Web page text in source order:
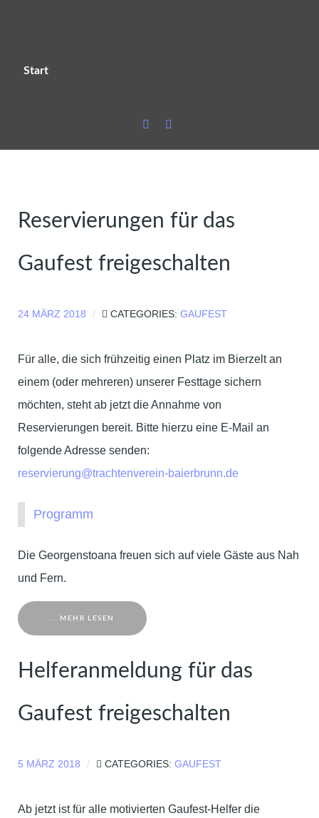
Start
Reservierungen für das
Gaufest freigeschalten
24 MÄRZ 2018 CATEGORIES: GAUFEST
Für alle, die sich frühzeitig einen Platz im Bierzelt an
einem (oder mehreren) unserer Festtage sichern
möchten, steht ab jetzt die Annahme von
Reservierungen bereit. Bitte hierzu eine E-Mail an
folgende Adresse senden:
reservierung@trachtenverein-baierbrunn.de
Programm
Die Georgenstoana freuen sich auf viele Gäste aus Nah
und Fern.
... MEHR LESEN
Helferanmeldung für das
Gaufest freigeschalten
5 MÄRZ 2018 CATEGORIES: GAUFEST
Ab jetzt ist für alle motivierten Gaufest-Helfer die